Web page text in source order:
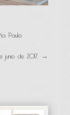
Paula.
junio de 2017. →